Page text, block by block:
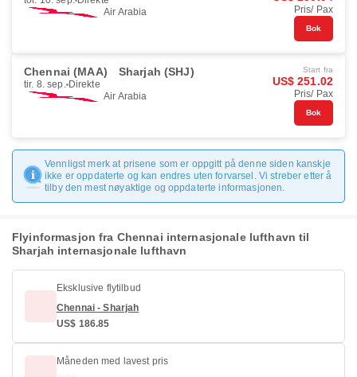
Air Arabia
Pris/ Pax
Bok
Chennai (MAA) Sharjah (SHJ)
tir. 8. sep. Direkte
Air Arabia
Start fra
US$ 251.02
Pris/ Pax
Bok
Vennligst merk at prisene som er oppgitt på denne siden kanskje
ikke er oppdaterte og kan endres uten forvarsel. Vi streber etter å
tilby den mest nøyaktige og oppdaterte informasjonen.
Flyinformasjon fra Chennai internasjonale lufthavn til
Sharjah internasjonale lufthavn
Eksklusive flytilbud
Chennai - Sharjah
US$ 186.85
Måneden med lavest pris